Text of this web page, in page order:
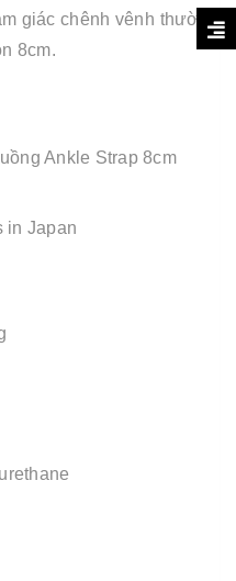
giác chênh vênh thường
8cm.
Ankle Strap 8cm
in Japan